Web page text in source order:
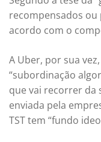
recompensados
acordo com o
A Uber, por sua
“subordinação
que vai recorrer da
enviada pela
TST tem “fundo